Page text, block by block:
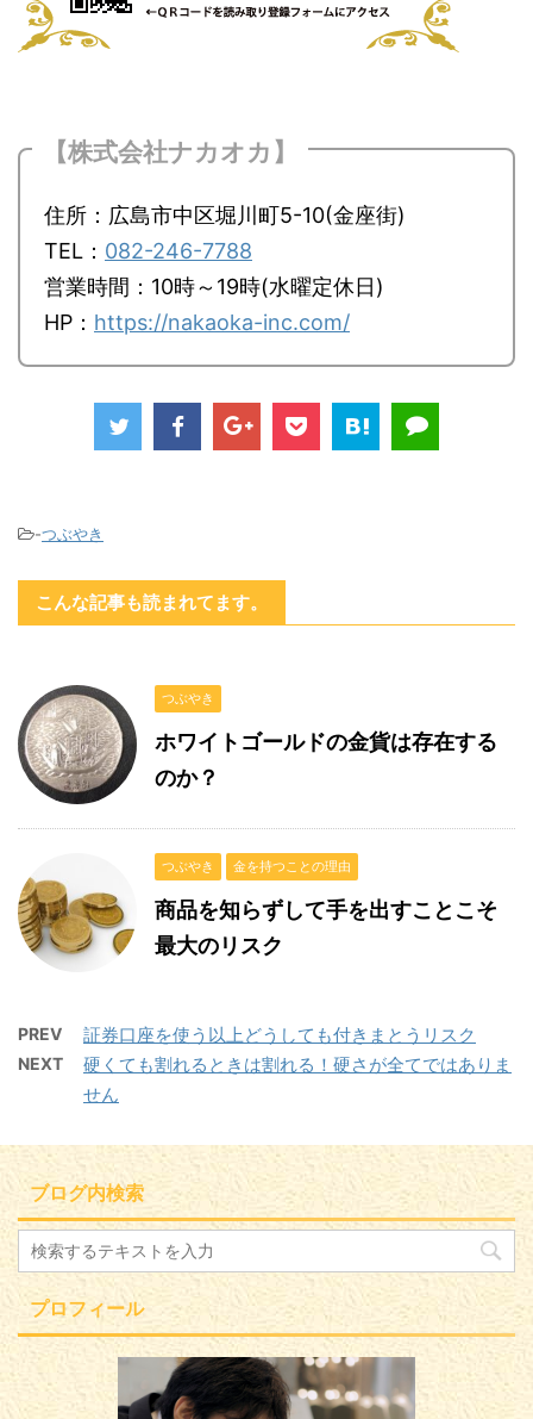
【株式会社ナカオカ】
住所：広島市中区堀川町5-10(金座街)
TEL： 082-246-7788
営業時間：10時～19時(水曜定休日)
HP： https://nakaoka-inc.com/
-つぶやき
こんな記事も読まれてます。
つぶやき
ホワイトゴールドの金貨は存在する
のか？
つぶやき 金を持つことの理由
商品を知らずして手を出すことこそ
最大のリスク
PREV 証券口座を使う以上どうしても付きまとうリスク
NEXT
硬くても割れるときは割れる！硬さが全てではありま
せん
ブログ内検索
プロフィール